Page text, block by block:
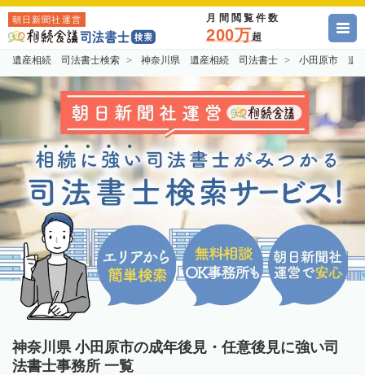
朝日新聞社運営 月間閲覧件数
200万超
遺産相続 司法書士検索 神奈川県 遺産相続 司法書士 小田原市 遺
神奈川県 小田原市の成年後見・任意後見に強い司
法書士事務所 一覧